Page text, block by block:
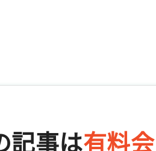
記事は有料